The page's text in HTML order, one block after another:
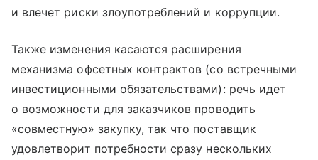
и влечет риски злоупотреблений и коррупции.
Также изменения касаются расширения
механизма офсетных контрактов (со встречными
инвестиционными обязательствами): речь идет
о возможности для заказчиков проводить
«совместную» закупку, так что поставщик
удовлетворит потребности сразу нескольких